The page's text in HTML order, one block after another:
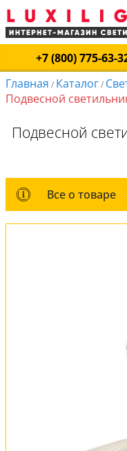
+7 (800) 775-63-
Главная / Каталог/
Подвесной
Подвесной
Все о товаре
Все о товаре